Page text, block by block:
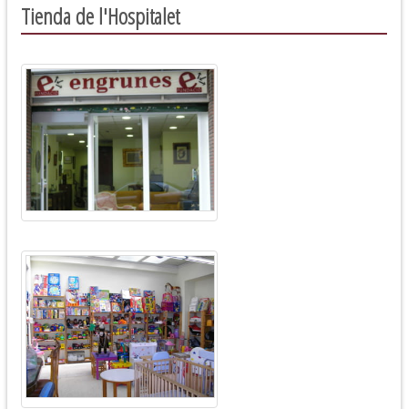
Tienda de l'Hospitalet